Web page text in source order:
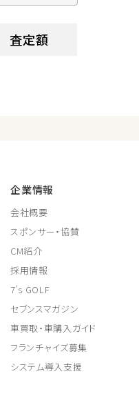
査定額
企業情報
会社概要
スポンサー・協賛
CM紹介
採用情報
7's GOLF
セブンスマガジン
車買取・車購入ガイド
フランチャイズ募集
システム導入支援